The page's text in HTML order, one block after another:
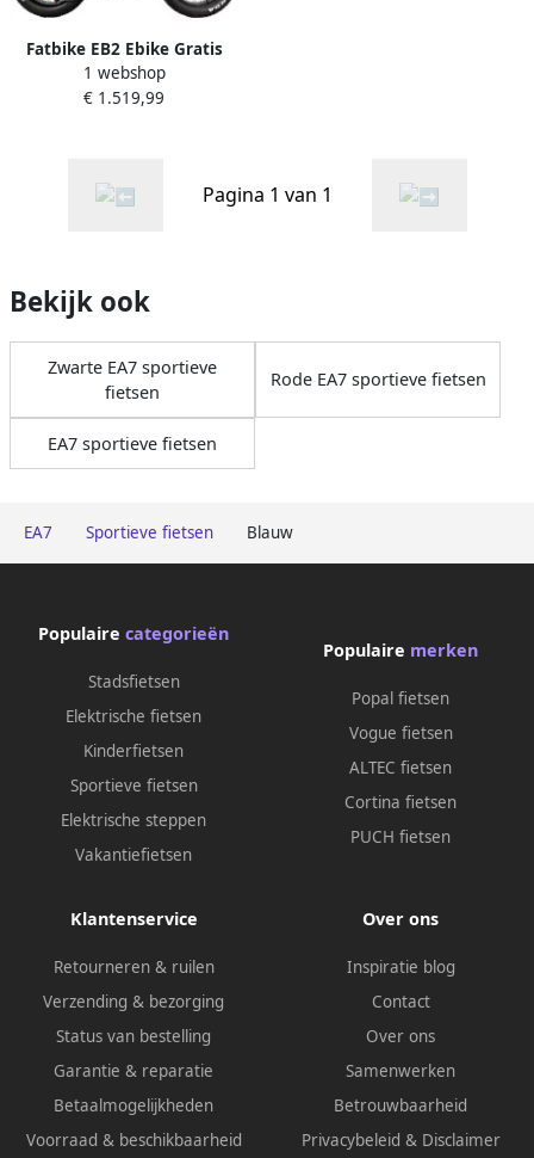
EA7 Sportieve fietsen Blauw
Fatbike EB2 Ebike Gratis
Alarm bidonhouder slot
opbergtasje op= op
1 webshop
€ 1.519,99
Pagina 1 van 1
Bekijk ook
Zwarte EA7 sportieve
fietsen
Rode EA7 sportieve fietsen
EA7 sportieve fietsen
Populaire categorieën
Stadsfietsen
Elektrische fietsen
Kinderfietsen
Sportieve fietsen
Elektrische steppen
Vakantiefietsen
Populaire merken
Popal fietsen
Vogue fietsen
ALTEC fietsen
Cortina fietsen
PUCH fietsen
Klantenservice
Retourneren & ruilen
Verzending & bezorging
Status van bestelling
Garantie & reparatie
Betaalmogelijkheden
Voorraad & beschikbaarheid
Over ons
Inspiratie blog
Contact
Over ons
Samenwerken
Betrouwbaarheid
Privacybeleid & Disclaimer